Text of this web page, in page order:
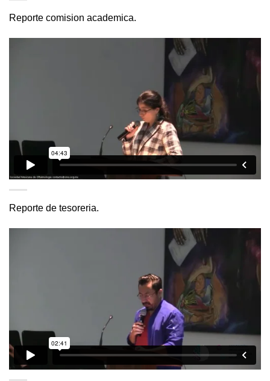
Reporte comision academica.
Reporte de tesoreria.